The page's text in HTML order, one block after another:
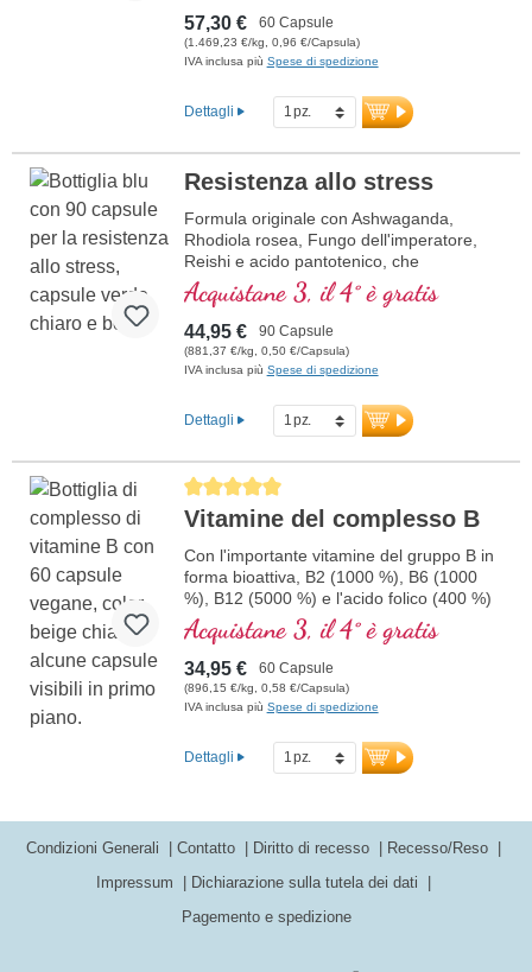
57,30 € 60 Capsule
(1.469,23 €/kg, 0,96 €/Capsula)
IVA inclusa più Spese di spedizione
Dettagli
Resistenza allo stress
Formula originale con Ashwaganda,
Rhodiola rosea, Fungo dell'imperatore,
Reishi e acido pantotenico, che
contribuisce alla normale prestazioni
mentali. La vitamina E aiuta a proteggere
le cellule dallo stress ossidativo.
Acquistane 3, il 4° è gratis
44,95 € 90 Capsule
(881,37 €/kg, 0,50 €/Capsula)
IVA inclusa più Spese di spedizione
Dettagli
Average rating of 5 out of 5 stars
Vitamine del complesso B
Con l'importante vitamine del gruppo B in
forma bioattiva, B2 (1000 %), B6 (1000
%), B12 (5000 %) e l'acido folico (400 %)
e tutti gli altri vitamine-B. Con
metilcobalamina e adenosil cobalamina.
Acquistane 3, il 4° è gratis
34,95 € 60 Capsule
(896,15 €/kg, 0,58 €/Capsula)
IVA inclusa più Spese di spedizione
Dettagli
Condizioni Generali Contatto Diritto di recesso
Recesso/Reso
Impressum
Dichiarazione sulla tutela dei dati
Pagemento e spedizione